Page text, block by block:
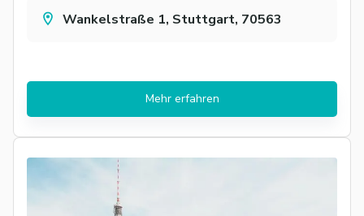
Wankelstraße 1, Stuttgart, 70563
Mehr erfahren